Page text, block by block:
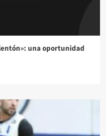
una oportunidad